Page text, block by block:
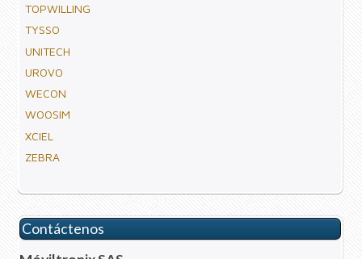
TOPWILLING
TYSSO
UNITECH
UROVO
WECON
WOOSIM
XCIEL
ZEBRA
Contáctenos